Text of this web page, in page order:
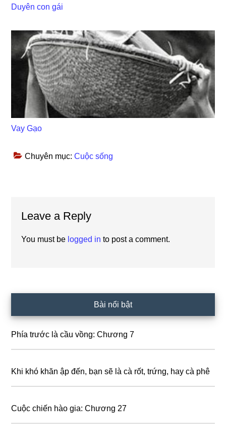
Duyên con gái
Vay Gạo
Chuyên mục:Cuộc sống
Interactions
Leave a Reply
You must be logged in to post a comment.
Sidebar
Bài nổi bật
Phía trước là cầu vồng: Chương 7
Khi khó khăn ập đến, bạn sẽ là cà rốt, trứng, hay cà phê
Cuộc chiến hào gia: Chương 27